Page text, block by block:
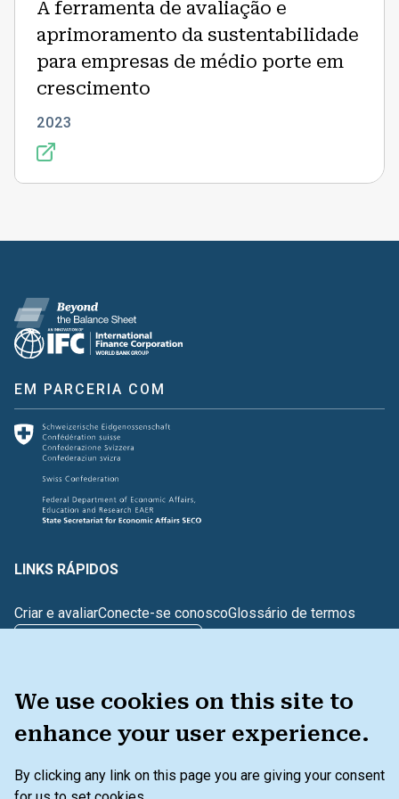
We use cookies on this site to
enhance your user experience.
By clicking any link on this page you are giving your consent
A ferramenta de avaliação e
aprimoramento da sustentabilidade
para empresas de médio porte em
crescimento
2023
EM PARCERIA COM
LINKS RÁPIDOS
Criar e avaliarConecte-se conoscoGlossário de termos
KIT DE FERRAMENTAS
Menu secundário do rodapé
Política de privacidade